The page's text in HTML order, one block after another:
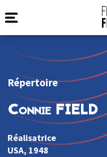
Répertoire
Connie FIELD
Réalisatrice
USA, 1948